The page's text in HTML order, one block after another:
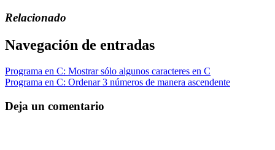
Relacionado
Navegación de entradas
Programa en C: Mostrar sólo algunos caracteres en C
Programa en C: Ordenar 3 números de manera ascendente
Deja un comentario